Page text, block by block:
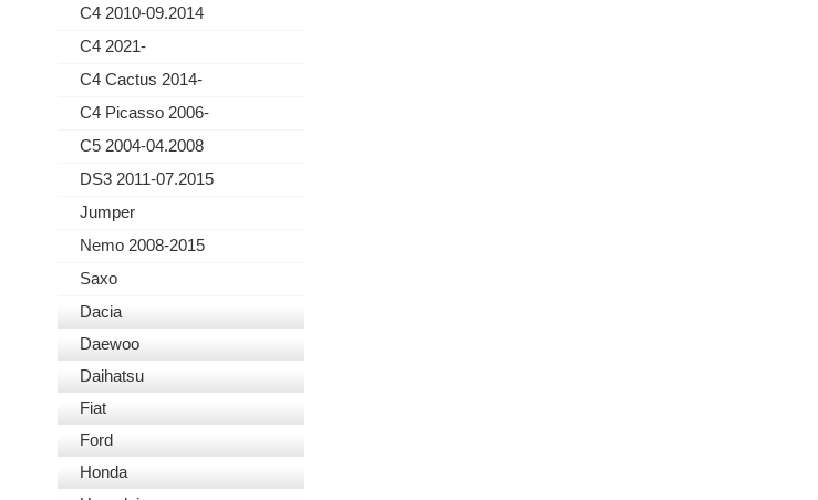
C4 2010-09.2014
C4 2021-
C4 Cactus 2014-
C4 Picasso 2006-
C5 2004-04.2008
DS3 2011-07.2015
Jumper
Nemo 2008-2015
Saxo
Dacia
Daewoo
Daihatsu
Fiat
Ford
Honda